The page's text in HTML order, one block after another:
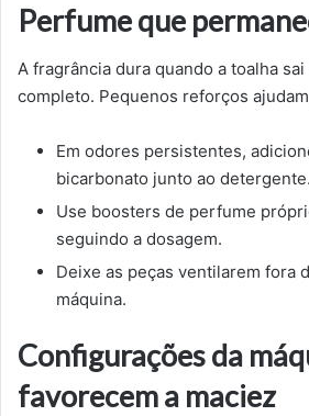
Perfume que
A fragrância dura quando a toalha
completo. Pequenos reforços
Em odores persistentes,
bicarbonato junto ao detergente.
Use boosters de perfume
seguindo a dosagem.
Deixe as peças ventilarem fora
máquina.
Configurações da
favorecem a maciez